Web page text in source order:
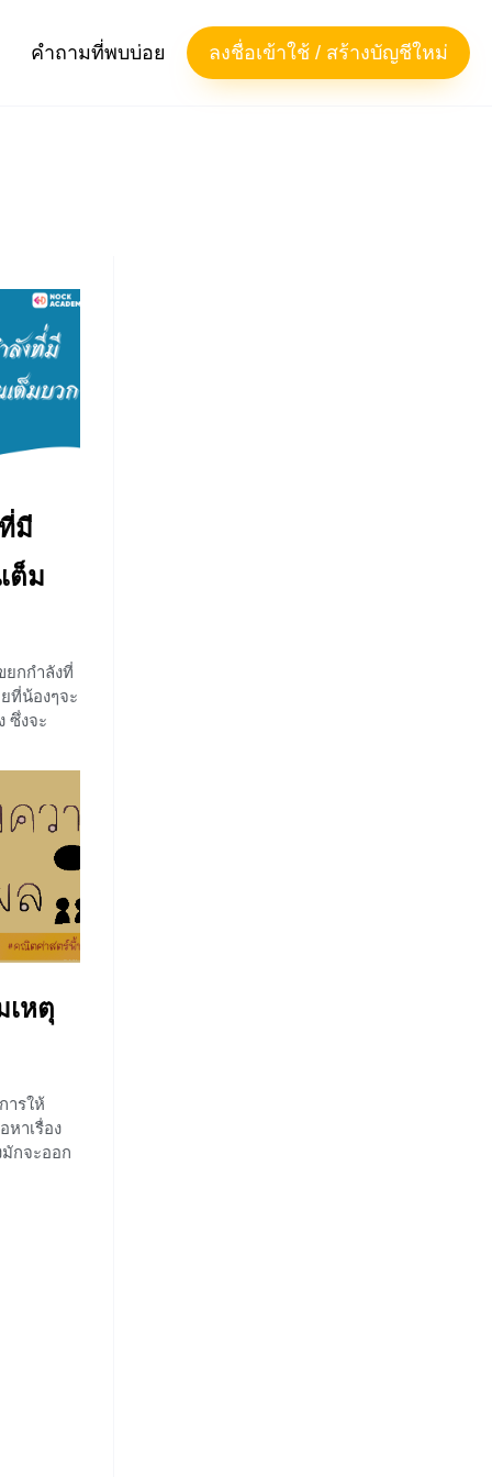
คำถามที่พบบ่อย ลงชื่อเข้าใช้ / สร้างบัญชีใหม่
มี
ต็ม
ยกกำลังที่
ที่น้องๆจะ
ซึ่งจะ
ำลังที่มี
ยามของ
ๆ และ n
ขียนแทน
เหตุ
ารให้
าเรื่อง
กจะออก